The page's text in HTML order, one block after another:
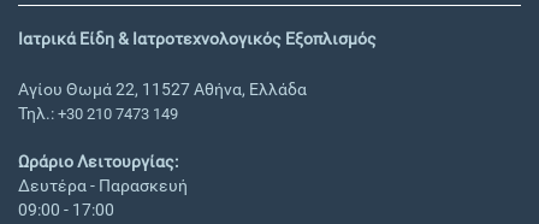
Ιατρικά Είδη & Ιατροτεχνολογικός Εξοπλισμός
Αγίου Θωμά 22, 11527 Αθήνα, Ελλάδα
Τηλ.: +30 210 7473 149
Ωράριο Λειτουργίας:
Δευτέρα - Παρασκευή
09:00 - 17:00